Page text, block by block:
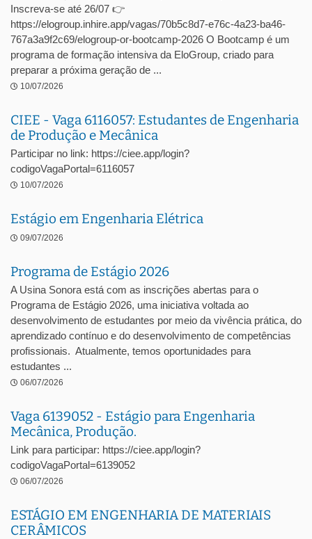
Inscreva-se até 26/07 👉
https://elogroup.inhire.app/vagas/70b5c8d7-e76c-4a23-ba46-
767a3a9f2c69/elogroup-or-bootcamp-2026 O Bootcamp é um
programa de formação intensiva da EloGroup, criado para
preparar a próxima geração de ...
10/07/2026
CIEE - Vaga 6116057: Estudantes de Engenharia
de Produção e Mecânica
Participar no link: https://ciee.app/login?
codigoVagaPortal=6116057
10/07/2026
Estágio em Engenharia Elétrica
09/07/2026
Programa de Estágio 2026
A Usina Sonora está com as inscrições abertas para o
Programa de Estágio 2026, uma iniciativa voltada ao
desenvolvimento de estudantes por meio da vivência prática, do
aprendizado contínuo e do desenvolvimento de competências
profissionais. Atualmente, temos oportunidades para
estudantes ...
06/07/2026
Vaga 6139052 - Estágio para Engenharia
Mecânica, Produção.
Link para participar: https://ciee.app/login?
codigoVagaPortal=6139052
06/07/2026
ESTÁGIO EM ENGENHARIA DE MATERIAIS
CERÂMICOS